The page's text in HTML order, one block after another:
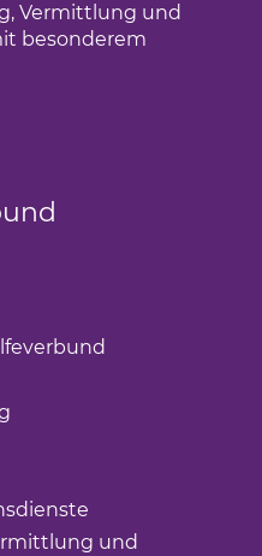
Vermittlung und
besonderem
und